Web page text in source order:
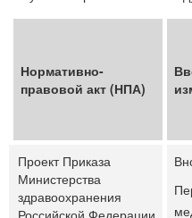
Нормативно-
правовой акт (НПА)
Проект Приказа
Министерства
здравоохранения
Российской Федерации